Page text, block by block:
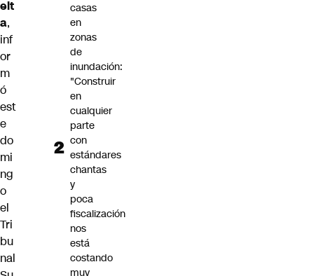
elt
a,
inf
or
m
ó
est
e
do
mi
ng
o
el
Tri
bu
nal
casas
en
zonas
de
inundación:
"Construir
en
cualquier
parte
con
estándares
chantas
y
poca
fiscalización
nos
está
costando
muy